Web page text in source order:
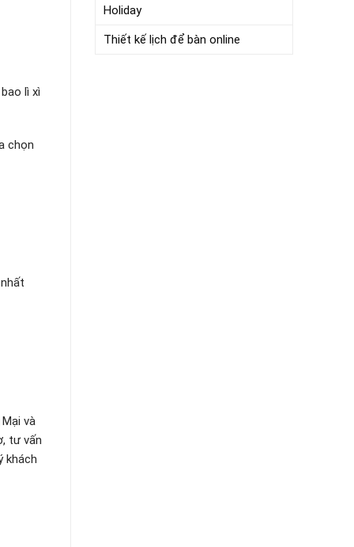
lì xì
chọn
và
tư vấn
khách
Holiday
Thiết kế lịch để bàn online